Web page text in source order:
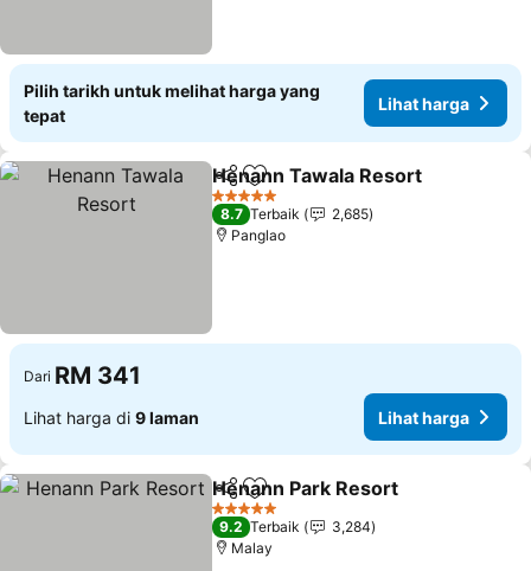
Pilih tarikh untuk melihat harga yang
tepat
Lihat harga
KongsiTambah ke favorit
Henann Tawala Resort
5 Bintang
8.7 Terbaik
2,685
Panglao
Dari RM 341
Lihat harga di 9 laman Lihat harga
KongsiTambah ke favorit
Henann Park Resort
5 Bintang
9.2 Terbaik
3,284
Malay